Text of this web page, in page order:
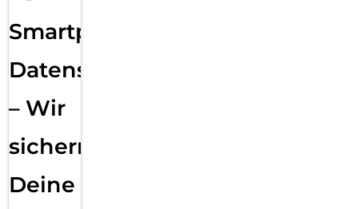
Smartphone
Datensicherung
– Wir
sichern
Deine